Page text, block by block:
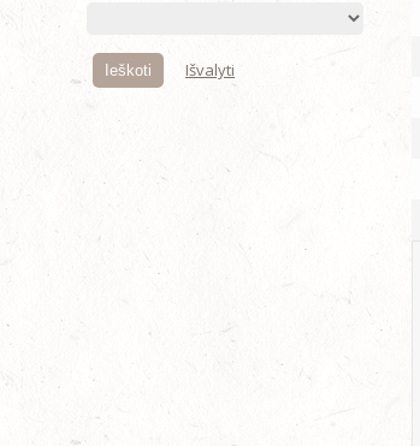
Išvalyti